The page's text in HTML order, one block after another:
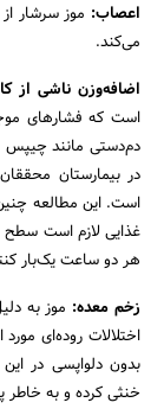
اعصاب:
می‌کند.
اضافه‌وزن ناشی از
است که فشارهای
دم‌دستی مانند چیپس
در بیمارستان
است. این مطالعه
غذایی لازم است سطح
هر دو ساعت یک‌بار
زخم معده: موز به
اختلالات روده‌ای
بدون دلواپسی در
خنثی کرده و به